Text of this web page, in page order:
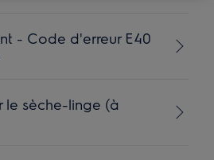
- Code d'erreur E40
le sèche-linge (à